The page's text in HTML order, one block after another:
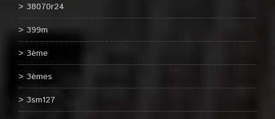
38070r24
399m
3ème
3èmes
3sm127